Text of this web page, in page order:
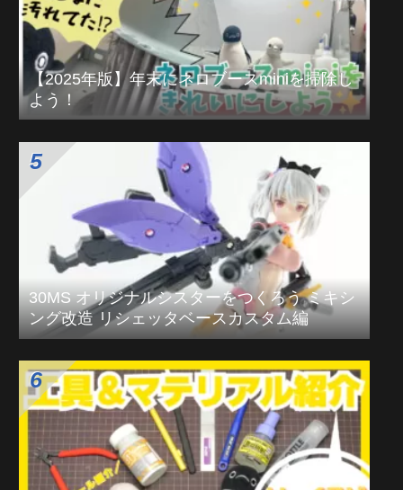
【2025年版】年末にネロブースminiを掃除し
よう！
30MS オリジナルシスターをつくろう ミキシ
ング改造 リシェッタベースカスタム編